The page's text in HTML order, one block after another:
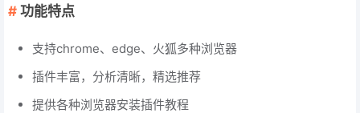
功能特点
支持chrome、edge、火狐多种浏览器
插件丰富，分析清晰，精选推荐
提供各种浏览器安装插件教程